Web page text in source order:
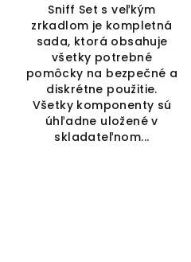
Sniff Set s veľkým
zrkadlom je kompletná
sada, ktorá obsahuje
všetky potrebné
pomôcky na bezpečné a
diskrétne použitie.
Všetky komponenty sú
úhľadne uložené v
skladateľnom...